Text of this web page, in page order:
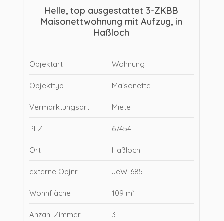
Helle, top ausgestattet 3-ZKBB
Maisonettwohnung mit Aufzug, in
Haßloch
Objektart Wohnung
Objekttyp Maisonette
Vermarktungsart Miete
PLZ 67454
Ort Haßloch
externe Objnr JeW-685
Wohnfläche 109 m²
Anzahl Zimmer 3